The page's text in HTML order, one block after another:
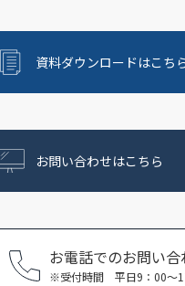
資料ダウンロードはこち
お問い合わせはこちら
お電話でのお問い合
※受付時間 平日9：00〜